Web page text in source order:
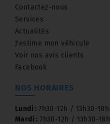
Contactez-nous
Services
Actualités
J'estime mon véhicule
Voir nos avis clients
Facebook
NOS HORAIRES
Lundi :7h30-12h / 13h30-18h
Mardi :7h30-12h / 13h30-18h